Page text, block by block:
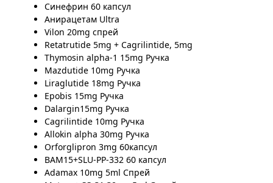
Синефрин 60 капсул
Анирацетам Ultra
Vilon 20mg спрей
Retatrutide 5mg + Cagrilintide, 5mg
Thymosin alpha-1 15mg Ручка
Mazdutide 10mg Ручка
Liraglutide 18mg Ручка
Epobis 15mg Ручка
Dalargin15mg Ручка
Cagrilintide 10mg Ручка
Allokin alpha 30mg Ручка
Orforglipron 3mg 60капсул
BAM15+SLU-PP-332 60 капсул
Adamax 10mg 5ml Спрей